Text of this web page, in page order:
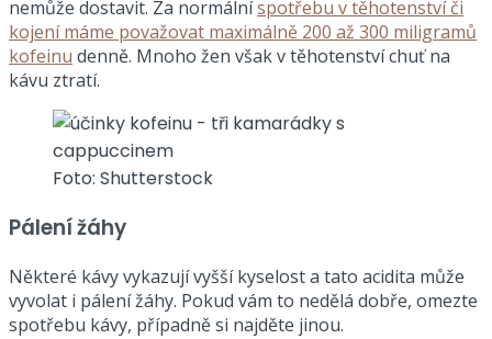
nemůže dostavit. Za normálníspotřebu v těhotenství či
kojení máme považovat maximálně 200 až 300 miligramů
kofeinu denně. Mnoho žen však v těhotenství chuť na
kávu ztratí.
Foto: Shutterstock
Pálení žáhy
Některé kávy vykazují vyšší kyselost a tato acidita může
vyvolat i pálení žáhy. Pokud vám to nedělá dobře, omezte
spotřebu kávy, případně si najděte jinou.